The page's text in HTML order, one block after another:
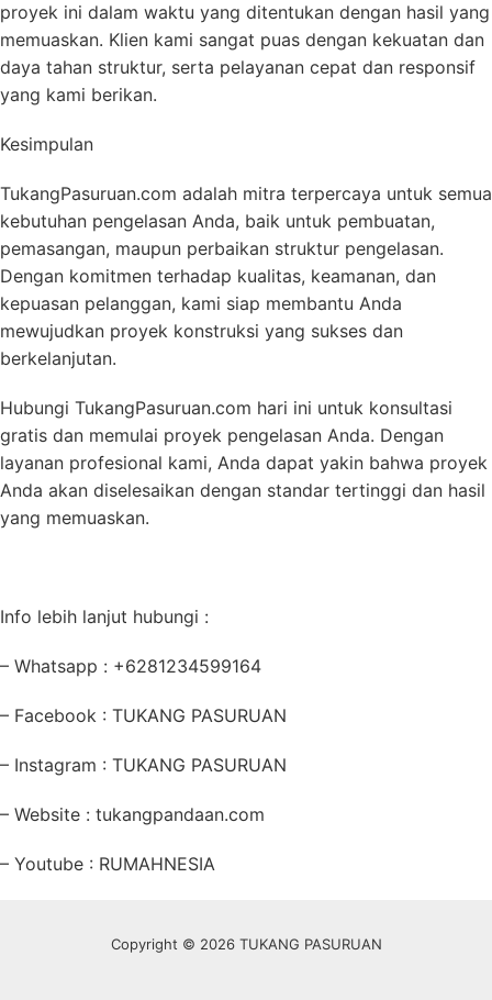
proyek ini dalam waktu yang ditentukan dengan hasil yang
memuaskan. Klien kami sangat puas dengan kekuatan dan
daya tahan struktur, serta pelayanan cepat dan responsif
yang kami berikan.
Kesimpulan
TukangPasuruan.com adalah mitra terpercaya untuk semua
kebutuhan pengelasan Anda, baik untuk pembuatan,
pemasangan, maupun perbaikan struktur pengelasan.
Dengan komitmen terhadap kualitas, keamanan, dan
kepuasan pelanggan, kami siap membantu Anda
mewujudkan proyek konstruksi yang sukses dan
berkelanjutan.
Hubungi TukangPasuruan.com hari ini untuk konsultasi
gratis dan memulai proyek pengelasan Anda. Dengan
layanan profesional kami, Anda dapat yakin bahwa proyek
Anda akan diselesaikan dengan standar tertinggi dan hasil
yang memuaskan.
Info lebih lanjut hubungi :
– Whatsapp : +6281234599164
– Facebook : TUKANG PASURUAN
– Instagram : TUKANG PASURUAN
– Website : tukangpandaan.com
– Youtube : RUMAHNESIA
Copyright © 2026 TUKANG PASURUAN